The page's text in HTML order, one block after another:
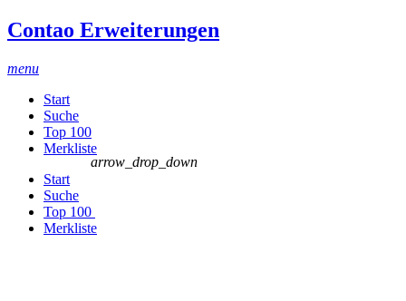
Contao Erweiterungen
menu
Start
Suche
Top 100
Merkliste
Start
Suche
Top 100
arrow_drop_down
Merkliste